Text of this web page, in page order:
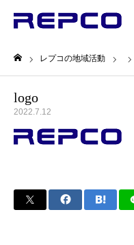
レプコの地域活動
logo
2022.7.12